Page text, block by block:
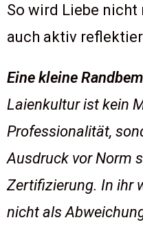
So wird Liebe nicht
auch aktiv
Eine kleine
Laienkultur ist kein
Professionalität,
Ausdruck vor Norm
Zertifizierung. In ihr
nicht als